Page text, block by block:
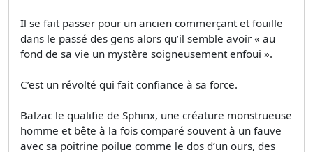
Il se fait passer pour un ancien commerçant et fouille
dans le passé des gens alors qu’il semble avoir « au
fond de sa vie un mystère soigneusement enfoui ».
C’est un révolté qui fait confiance à sa force.
Balzac le qualifie de Sphinx, une créature monstrueuse
homme et bête à la fois comparé souvent à un fauve
avec sa poitrine poilue comme le dos d’un ours, des